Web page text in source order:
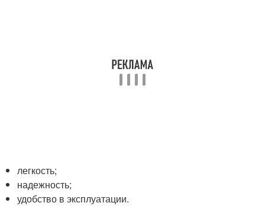
легкость;
надежность;
удобство в эксплуатации.